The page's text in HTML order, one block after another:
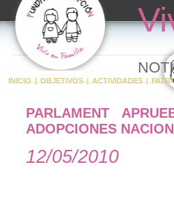
INICIO| OBJETIVOS| ACTIVIDADES |
PARLAMENT
ADOPCIONES
12/05/2010